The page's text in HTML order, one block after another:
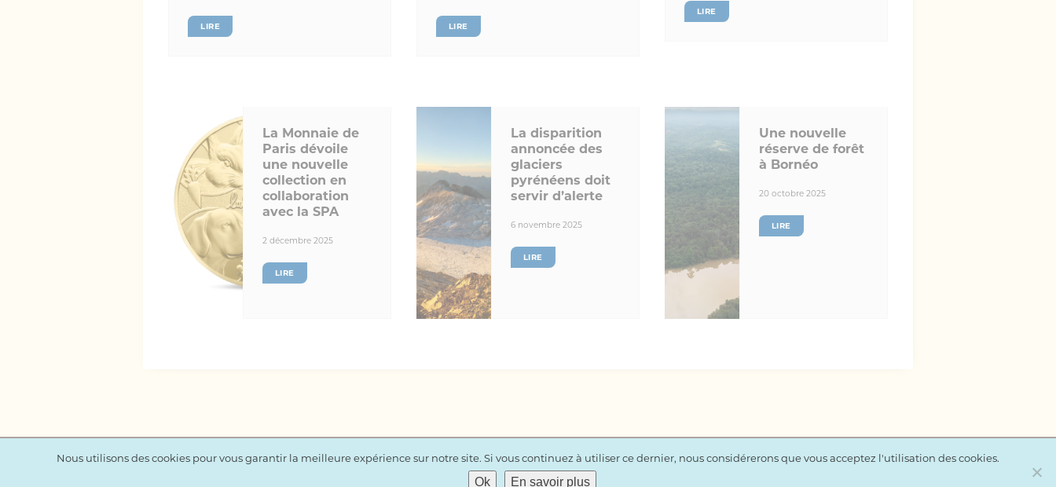
LIRE LIRE
LIRE
La Monnaie de
Paris dévoile
une nouvelle
collection en
collaboration
avec la SPA
2 décembre 2025
LIRE
La disparition
annoncée des
glaciers
pyrénéens doit
servir d’alerte
6 novembre 2025
LIRE
Une nouvelle
réserve de forêt
à Bornéo
20 octobre 2025
LIRE
|CGU |Cookies et vie privée
Nous utilisons des cookies pour vous garantir la meilleure expérience sur notre site. Si vous continuez à utiliser ce dernier, nous considérerons que vous acceptez l'utilisation des cookies.
Ok En savoir plus